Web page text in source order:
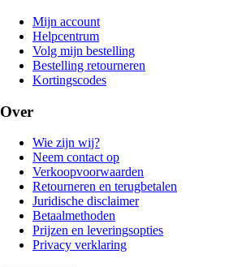
Mijn account
Helpcentrum
Volg mijn bestelling
Bestelling retourneren
Kortingscodes
Over
Wie zijn wij?
Neem contact op
Verkoopvoorwaarden
Retourneren en terugbetalen
Juridische disclaimer
Betaalmethoden
Prijzen en leveringsopties
Privacy verklaring